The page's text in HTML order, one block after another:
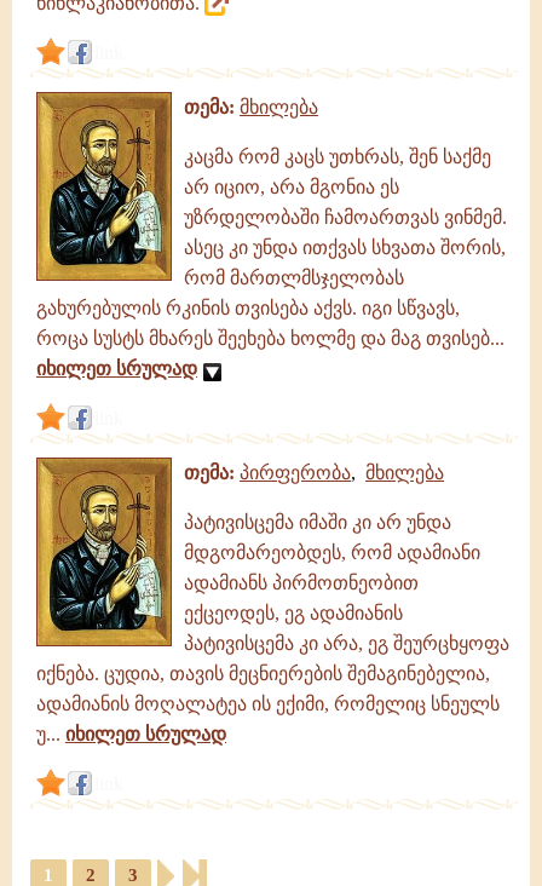
თემა: მხილება
კაცმა რომ კაცს უთხრას, შენ საქმე
არ იციო, არა მგონია ეს
უზრდელობაში ჩამოართვას ვინმემ.
ასეც კი უნდა ითქვას სხვათა შორის,
რომ მართლმსჯელობას
გახურებულის რკინის თვისება აქვს. იგი სწვავს,
როცა სუსტს მხარეს შეეხება ხოლმე და მაგ თვისებ...
იხილეთ სრულად
თემა: პირფერობა, მხილება
პატივისცემა იმაში კი არ უნდა
მდგომარეობდეს, რომ ადამიანი
ადამიანს პირმოთნეობით
ექცეოდეს, ეგ ადამიანის
პატივისცემა კი არა, ეგ შეურცხყოფა
იქნება. ცუდია, თავის მეცნიერების შემაგინებელია,
ადამიანის მოღალატეა ის ექიმი, რომელიც სნეულს
უ... იხილეთ სრულად
1 2 3